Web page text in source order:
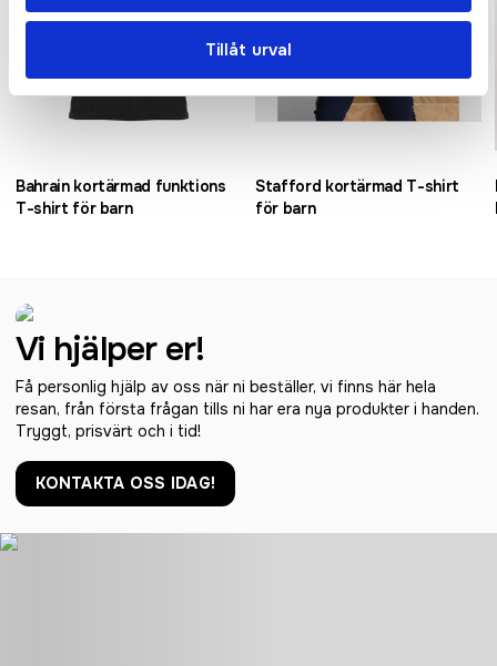
Tillåt urval
Bahrain kortärmad funktions
T-shirt för barn
Stafford kortärmad T-shirt
för barn
Vi hjälper er!
Få personlig hjälp av oss när ni beställer, vi finns här hela
resan, från första frågan tills ni har era nya produkter i handen.
Tryggt, prisvärt och i tid!
KONTAKTA OSS IDAG!